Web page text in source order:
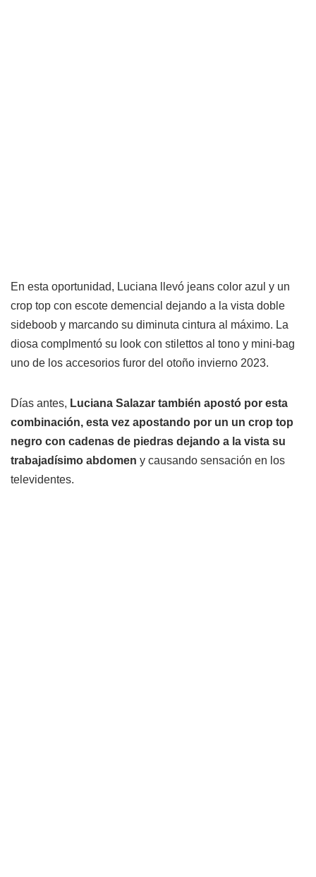
En esta oportunidad, Luciana llevó jeans color azul y un
crop top con escote demencial dejando a la vista doble
sideboob y marcando su diminuta cintura al máximo. La
diosa complmentó su look con stilettos al tono y mini-bag
uno de los accesorios furor del otoño invierno 2023.
Días antes, Luciana Salazar también apostó por esta
combinación, esta vez apostando por un un crop top
negro con cadenas de piedras dejando a la vista su
trabajadísimo abdomen y causando sensación en los
televidentes.